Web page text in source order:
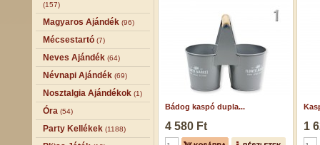
(157)
Magyaros Ajándék (96)
Mécsestartó (7)
Neves Ajándék (64)
Névnapi Ajándék (69)
Nosztalgia Ajándékok (1)
Óra (54)
Party Kellékek (1188)
Bádog kaspó dupla...
4 580 Ft 1